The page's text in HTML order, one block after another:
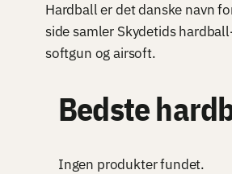
Hardball er det danske navn
side samler Skydetids
softgun og airsoft.
Bedste
Ingen produkter fundet.